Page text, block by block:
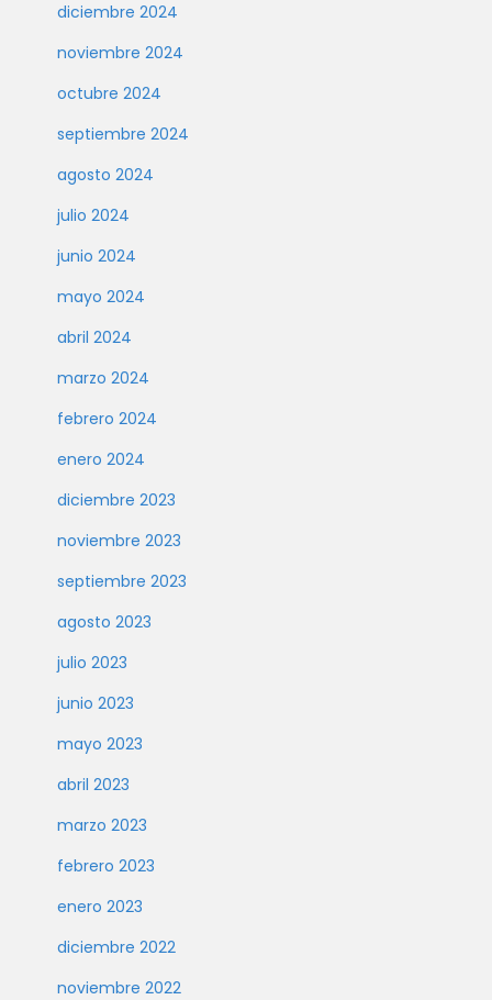
diciembre 2024
noviembre 2024
octubre 2024
septiembre 2024
agosto 2024
julio 2024
junio 2024
mayo 2024
abril 2024
marzo 2024
febrero 2024
enero 2024
diciembre 2023
noviembre 2023
septiembre 2023
agosto 2023
julio 2023
junio 2023
mayo 2023
abril 2023
marzo 2023
febrero 2023
enero 2023
diciembre 2022
noviembre 2022